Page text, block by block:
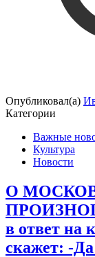
Опубликовал(а)
Категории
Важные
Культура
Новости
О
в ответ на
скажет: -